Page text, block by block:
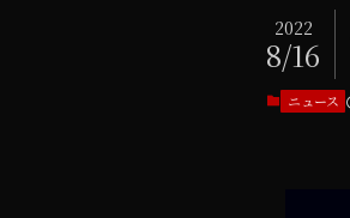
2022
8/16
ニュース